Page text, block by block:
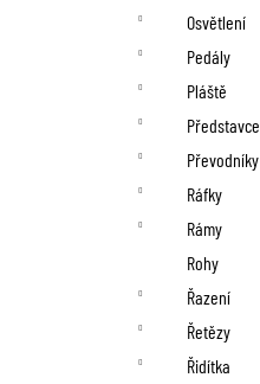
Osvětlení
Pedály
Pláště
Představce
Převodníky
Ráfky
Rámy
Rohy
Řazení
Řetězy
Řidítka